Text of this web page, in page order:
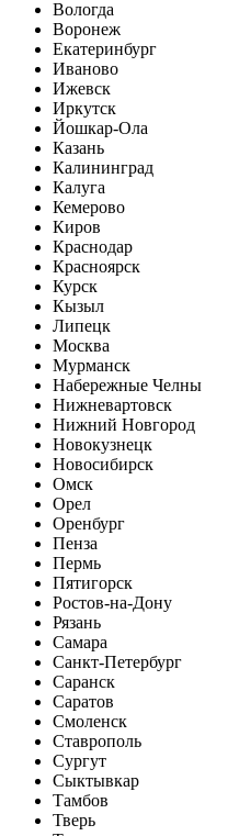
Вологда
Воронеж
Екатеринбург
Иваново
Ижевск
Иркутск
Йошкар-Ола
Казань
Калининград
Калуга
Кемерово
Киров
Краснодар
Красноярск
Курск
Кызыл
Липецк
Москва
Мурманск
Набережные Челны
Нижневартовск
Нижний Новгород
Новокузнецк
Новосибирск
Омск
Орел
Оренбург
Пенза
Пермь
Пятигорск
Ростов-на-Дону
Рязань
Самара
Санкт-Петербург
Саранск
Саратов
Смоленск
Ставрополь
Сургут
Сыктывкар
Тамбов
Тверь